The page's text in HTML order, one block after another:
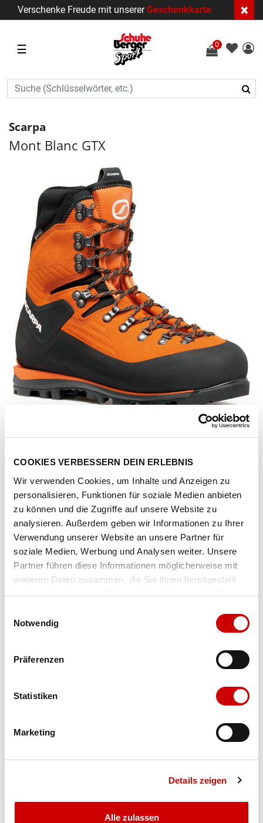
COOKIES VERBESSERN DEIN ERLEBNIS
Wir verwenden Cookies, um Inhalte und Anzeigen zu
personalisieren, Funktionen für soziale Medien anbieten
zu können und die Zugriffe auf unsere Website zu
analysieren. Außerdem geben wir Informationen zu Ihrer
Verwendung unserer Website an unsere Partner für
soziale Medien, Werbung und Analysen weiter. Unsere
Partner führen diese Informationen möglicherweise mit
weiteren Daten zusammen, die Sie ihnen bereitgestellt
haben oder die sie im Rahmen Ihrer Nutzung der Dienste
Notwendig
Präferenzen
Statistiken
Marketing
Details zeigen
Alle zulassen
Verschenke Freude mit unsererGeschenkkarte ×
☰ 0
Scarpa
Mont Blanc GTX
Artikel-Nr.87526G-tonic
Farbe tonic
IN DEN WARENKORB
Bis 17:00 Uhr bestellen: morgen geliefert - ab CHF 50.00
Produktbeschreibung